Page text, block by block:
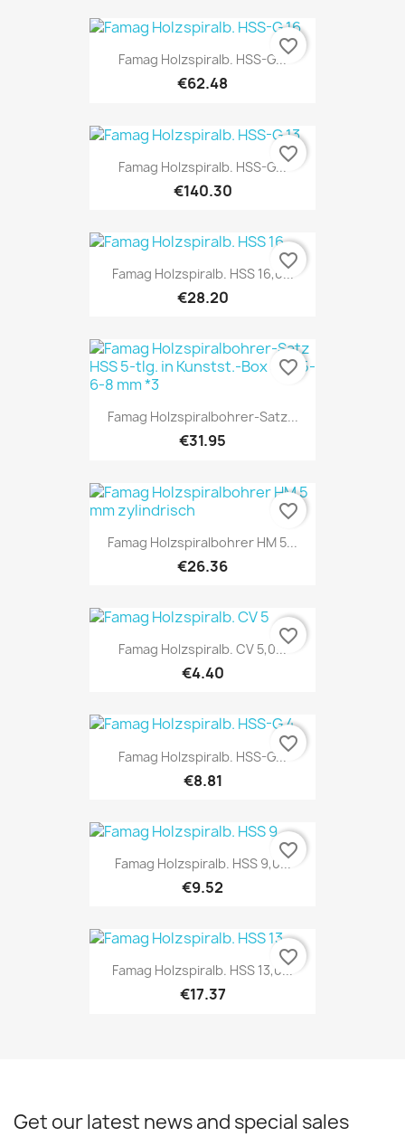
Famag Holzspiralb. HSS-G...
€62.48
favorite_border
Famag Holzspiralb. HSS-G...
€140.30
favorite_border
Famag Holzspiralb. HSS 16,0...
€28.20
favorite_border
Famag Holzspiralbohrer-Satz...
€31.95
favorite_border
Famag Holzspiralbohrer HM 5...
€26.36
favorite_border
Famag Holzspiralb. CV 5,0...
€4.40
favorite_border
Famag Holzspiralb. HSS-G...
€8.81
favorite_border
Famag Holzspiralb. HSS 9,0...
€9.52
favorite_border
Famag Holzspiralb. HSS 13,0...
€17.37
favorite_border
Get our latest news and special sales